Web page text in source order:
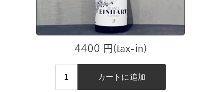
4400 円(tax-in)